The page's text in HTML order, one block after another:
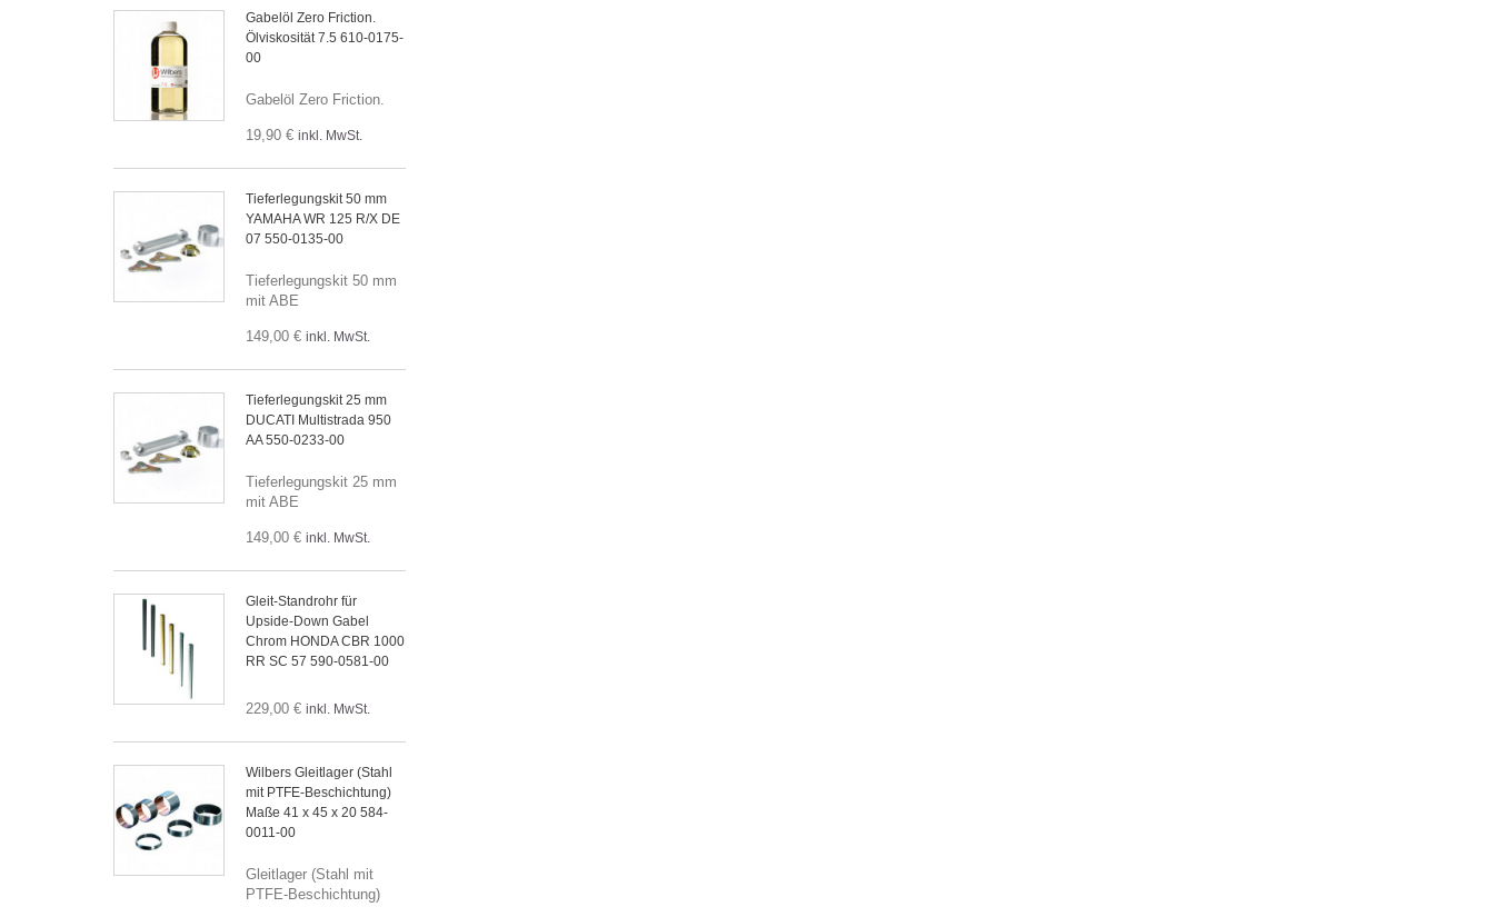
Gabelöl Zero Friction.
Ölviskosität 7.5 610-0175-
00
Gabelöl Zero Friction.
19,90 € inkl. MwSt.
Tieferlegungskit 50 mm
YAMAHA WR 125 R/X DE
07 550-0135-00
Tieferlegungskit 50 mm
mit ABE
149,00 € inkl. MwSt.
Tieferlegungskit 25 mm
DUCATI Multistrada 950
AA 550-0233-00
Tieferlegungskit 25 mm
mit ABE
149,00 € inkl. MwSt.
Gleit-Standrohr für
Upside-Down Gabel
Chrom HONDA CBR 1000
RR SC 57 590-0581-00
229,00 € inkl. MwSt.
Wilbers Gleitlager (Stahl
mit PTFE-Beschichtung)
Maße 41 x 45 x 20 584-
0011-00
Gleitlager (Stahl mit
PTFE-Beschichtung)